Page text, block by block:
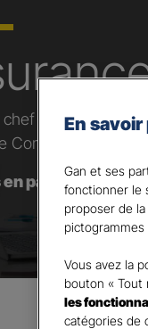
d’entreprise,
Complémentaire
en parliez avec
En
Gan et ses
fonctionner le
proposer de
Vous avez la
bouton « Tout
les
catégories de